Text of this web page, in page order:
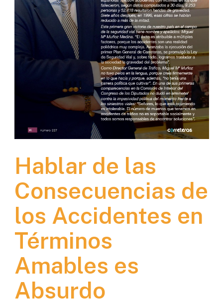
Hablar de las
Consecuencias de
los Accidentes en
Términos
Amables es
Absurdo